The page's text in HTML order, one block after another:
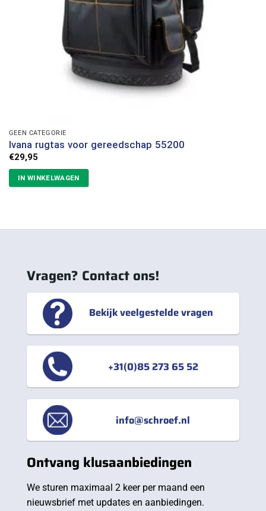
GEEN CATEGORIE
Ivana rugtas voor gereedschap 55200
€29,95
IN WINKELWAGEN
Vragen? Contact ons!
Bekijk veelgestelde vragen
+31(0)85 273 65 52
info@schroef.nl
Ontvang klusaanbiedingen
We sturen maximaal 2 keer per maand een
nieuwsbrief met updates en aanbiedingen.